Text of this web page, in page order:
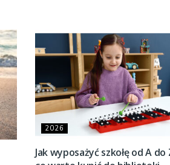
2026
Jak wyposażyć szkołę od A do